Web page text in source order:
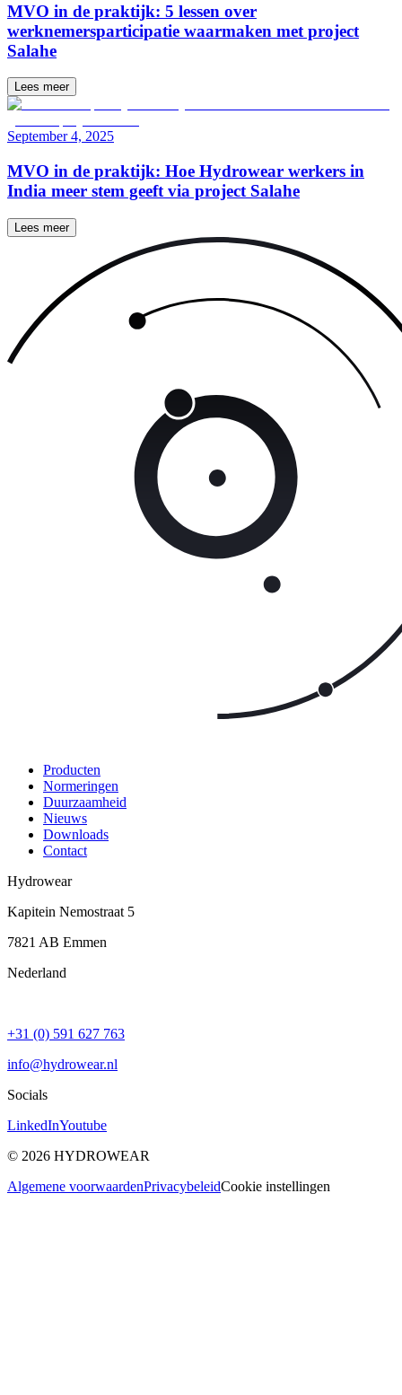
MVO in de praktijk: 5 lessen over
werknemersparticipatie waarmaken met project
Salahe
Lees meer
September 4, 2025
MVO in de praktijk: Hoe Hydrowear werkers in
India meer stem geeft via project Salahe
Lees meer
Producten
Normeringen
Duurzaamheid
Nieuws
Downloads
Contact
Hydrowear
Kapitein Nemostraat 5
7821 AB Emmen
Nederland
+31 (0) 591 627 763
info@hydrowear.nl
Socials
LinkedInYoutube
© 2026 HYDROWEAR
Algemene voorwaardenPrivacybeleidCookie instellingen